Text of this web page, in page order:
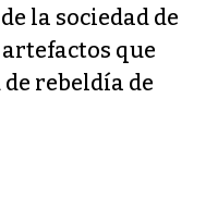
la sociedad de
que
rebeldía de